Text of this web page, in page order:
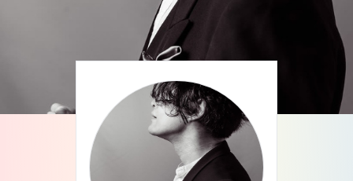
ライブ体験をもっと楽しく、もっと便利